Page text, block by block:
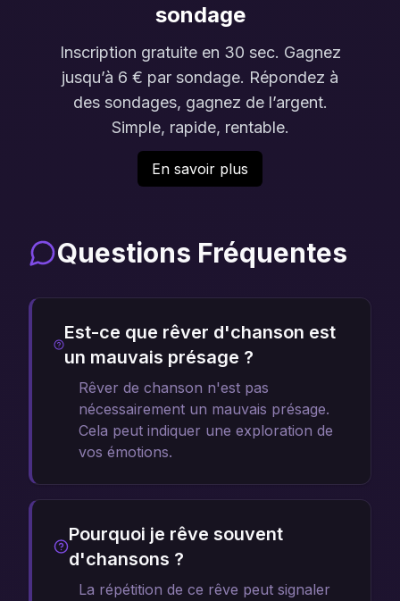
sondage
Inscription gratuite en 30 sec. Gagnez
jusqu’à 6 € par sondage. Répondez à
des sondages, gagnez de l’argent.
Simple, rapide, rentable.
En savoir plus
Questions Fréquentes
Est-ce que rêver d'chanson est
un mauvais présage ?
Rêver de chanson n'est pas
nécessairement un mauvais présage.
Cela peut indiquer une exploration de
vos émotions.
Pourquoi je rêve souvent
d'chansons ?
La répétition de ce rêve peut signaler